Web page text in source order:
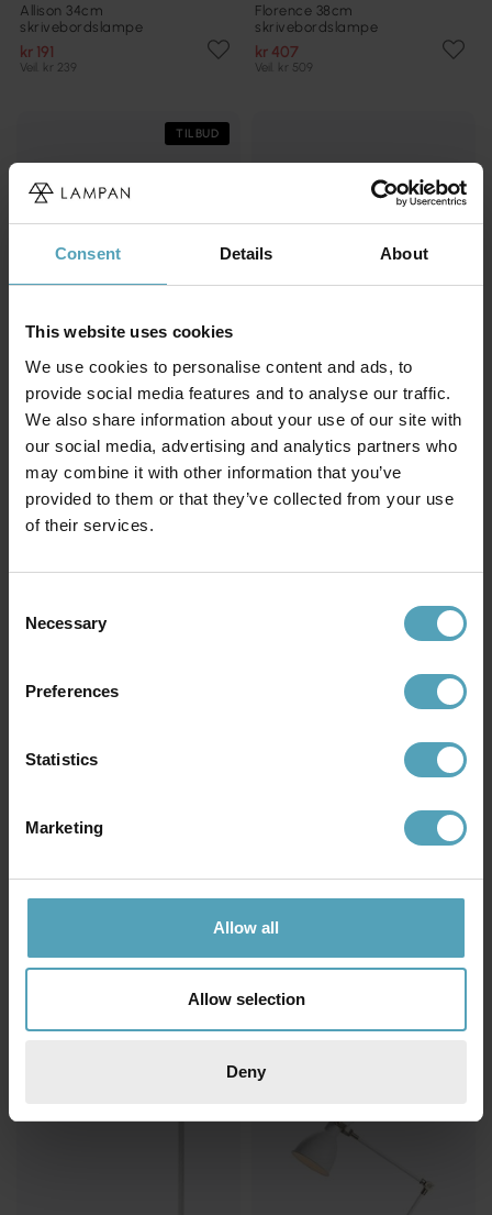
Consent Details About
This website uses cookies
We use cookies to personalise content and ads, to
provide social media features and to analyse our traffic.
We also share information about your use of our site with
our social media, advertising and analytics partners who
may combine it with other information that you’ve
provided to them or that they’ve collected from your use
of their services.
Selection
Necessary
Preferences
Statistics
Marketing
Allow all
Allow selection
Deny
Allison 34cm
skrivebordslampe
kr 191
Veil. kr 239
Florence 38cm
skrivebordslampe
kr 407
Veil. kr 509
TILBUD
BRILLIANT
skrivebordslampe
kr 271
Veil. kr 339
ARMATURHANTVERK
Swingo 110cm
skrivebordslampe
kr 778
skrivebordslampe
TILBUD PRISMATCH